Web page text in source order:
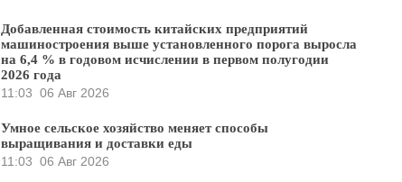
Добавленная стоимость китайских предприятий
машиностроения выше установленного порога выросла
на 6,4 % в годовом исчислении в первом полугодии
2026 года
11:03 06 Авг 2026
Умное сельское хозяйство меняет способы
выращивания и доставки еды
11:03 06 Авг 2026